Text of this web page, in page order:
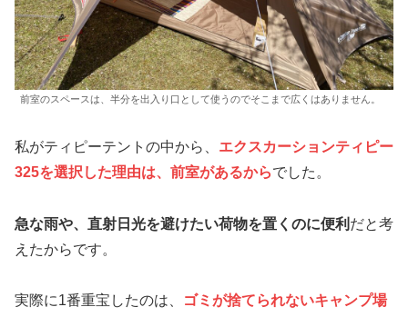
前室のスペースは、半分を出入り口として使うのでそこまで広くはありません。
私がティピーテントの中から、 エクスカーションティピー
325を選択した理由は、前室があるからでした。
急な雨や、直射日光を避けたい荷物を置くのに便利 だと考
えたからです。
実際に1番重宝したのは、
ゴミが捨てられないキャンプ場